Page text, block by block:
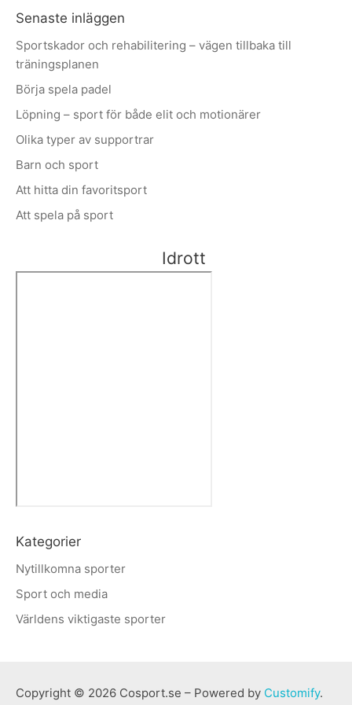
Senaste inläggen
Sportskador och rehabilitering – vägen tillbaka till
träningsplanen
Börja spela padel
Löpning – sport för både elit och motionärer
Olika typer av supportrar
Barn och sport
Att hitta din favoritsport
Att spela på sport
Idrott
Kategorier
Nytillkomna sporter
Sport och media
Världens viktigaste sporter
Copyright © 2026 Cosport.se – Powered by Customify.